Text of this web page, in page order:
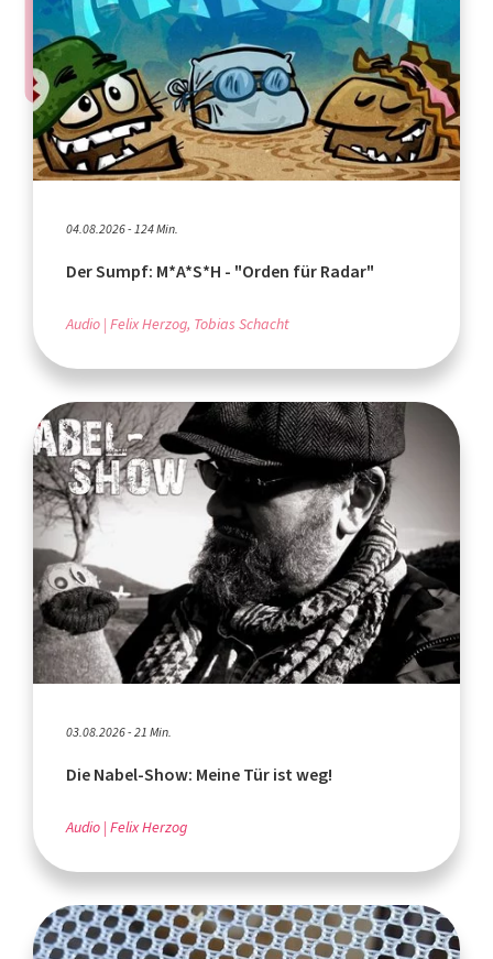
04.08.2026 - 124 Min.
Der Sumpf: M*A*S*H - "Orden für Radar"
Audio Felix Herzog, Tobias Schacht
03.08.2026 - 21 Min.
Die Nabel-Show: Meine Tür ist weg!
Audio Felix Herzog